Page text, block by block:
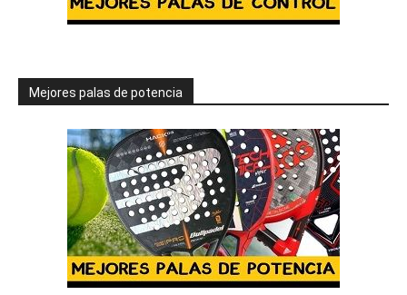
Mejores palas de potencia